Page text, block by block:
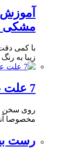
مشکی
با کمی
زیبا به
7 علت عمده خستگی مزمن خانم ها
روی سخن
مخصوصا
رست